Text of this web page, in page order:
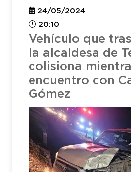
24/05/2024
20:10
Vehículo que
la alcaldesa de
colisiona
encuentro con
Gómez